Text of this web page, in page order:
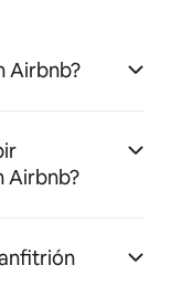
Airbnb?
Airbnb?